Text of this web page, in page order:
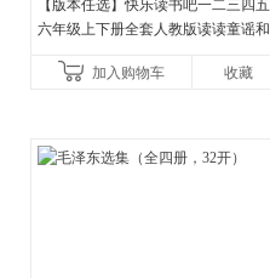
【版本任选】快乐读书吧一二三四五
六年级上下册全套人教版读读童谣和
古代寓言安徒生童话学生阅
加入购物车 收藏